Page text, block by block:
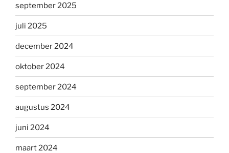
september 2025
juli 2025
december 2024
oktober 2024
september 2024
augustus 2024
juni 2024
maart 2024